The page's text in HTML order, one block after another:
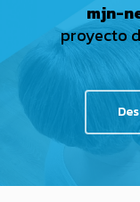
mjn-
proyecto